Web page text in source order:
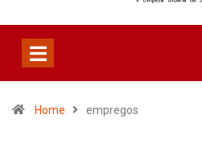
Home empregos